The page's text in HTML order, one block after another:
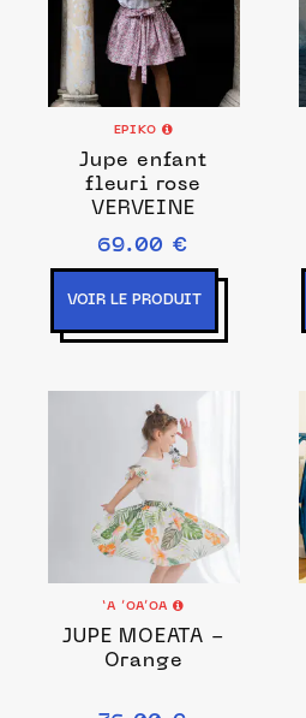
EPIKO
Jupe enfant
fleuri rose
VERVEINE
69.00 €
VOIR LE PRODUIT
‘A ’OA’OA
JUPE MOEATA -
Orange